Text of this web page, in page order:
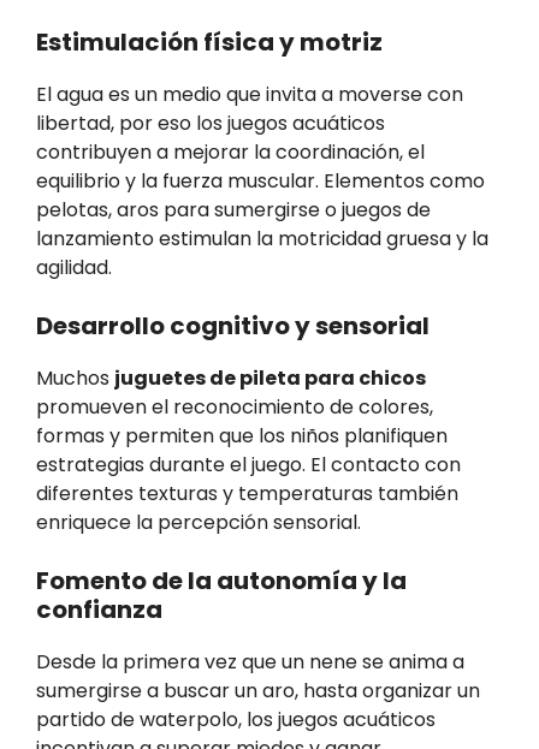
Estimulación física y motriz
El agua es un medio que invita a moverse con
libertad, por eso los juegos acuáticos
contribuyen a mejorar la coordinación, el
equilibrio y la fuerza muscular. Elementos como
pelotas, aros para sumergirse o juegos de
lanzamiento estimulan la motricidad gruesa y la
agilidad.
Desarrollo cognitivo y sensorial
Muchos juguetes de pileta para chicos
promueven el reconocimiento de colores,
formas y permiten que los niños planifiquen
estrategias durante el juego. El contacto con
diferentes texturas y temperaturas también
enriquece la percepción sensorial.
Fomento de la autonomía y la
confianza
Desde la primera vez que un nene se anima a
sumergirse a buscar un aro, hasta organizar un
partido de waterpolo, los juegos acuáticos